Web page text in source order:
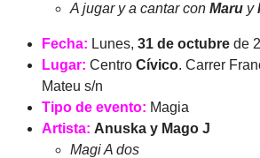
A jugar y a cantar con Maru y
Fecha: Lunes, 31 de octubre de
Lugar: Centro Cívico. Carrer
Mateu s/n
Tipo de evento: Magia
Artista: Anuska y Mago J
Magi A dos